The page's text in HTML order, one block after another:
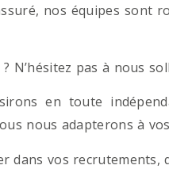
nos équipes
N’hésitez pas à nous
en toute
nous adapterons à
dans vos